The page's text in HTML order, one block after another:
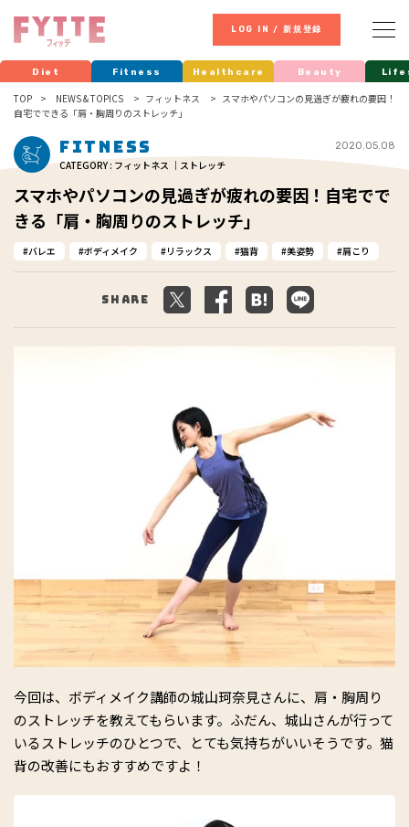
LOG IN / 新規登録
Diet Fitness Healthcare Beauty
TOP NEWS & TOPICS フィットネス
スマホやパソコンの見過ぎが疲れの要因！
自宅でできる「肩・胸周りのストレッチ」
Fitness
CATEGORY : フィットネス ｜ストレッチ
2020.05.08
スマホやパソコンの見過ぎが疲れの要因！自宅でで
きる「肩・胸周りのストレッチ」
バレエ ボディメイク リラックス 猫背 美姿勢 肩こり
Share
今回は、ボディメイク講師の城山珂奈見さんに、肩・胸周り
のストレッチを教えてもらいます。ふだん、城山さんが行って
いるストレッチのひとつで、とても気持ちがいいそうです。猫
背の改善にもおすすめですよ！